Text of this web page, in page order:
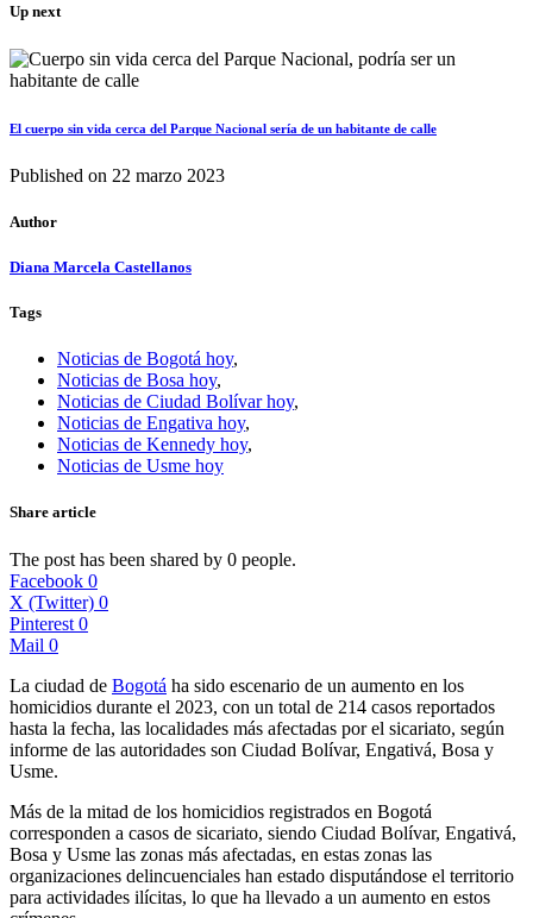
Up next
El cuerpo sin vida cerca del Parque Nacional sería de un habitante de calle
Published on 22 marzo 2023
Author
Diana Marcela Castellanos
Tags
Noticias de Bogotá hoy,
Noticias de Bosa hoy,
Noticias de Ciudad Bolívar hoy,
Noticias de Engativa hoy,
Noticias de Kennedy hoy,
Noticias de Usme hoy
Share article
The post has been shared by 0 people.
Facebook 0
X (Twitter) 0
Pinterest 0
Mail 0
La ciudad de Bogotá ha sido escenario de un aumento en los
homicidios durante el 2023, con un total de 214 casos reportados
hasta la fecha, las localidades más afectadas por el sicariato, según
informe de las autoridades son Ciudad Bolívar, Engativá, Bosa y
Usme.
Más de la mitad de los homicidios registrados en Bogotá
corresponden a casos de sicariato, siendo Ciudad Bolívar, Engativá,
Bosa y Usme las zonas más afectadas, en estas zonas las
organizaciones delincuenciales han estado disputándose el territorio
para actividades ilícitas, lo que ha llevado a un aumento en estos